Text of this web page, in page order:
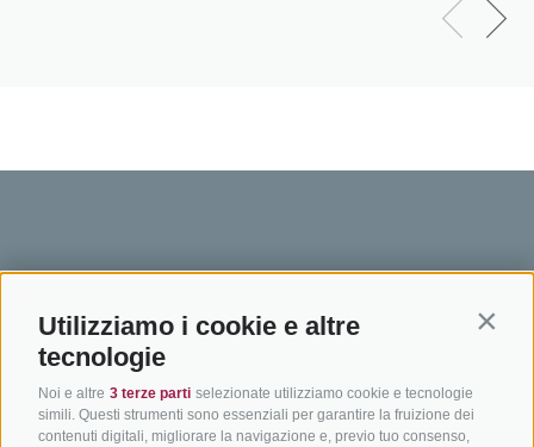
Utilizziamo i cookie e altre
tecnologie
Noi e altre 3 terze parti selezionate utilizziamo cookie e tecnologie
simili. Questi strumenti sono essenziali per garantire la fruizione dei
contenuti digitali, migliorare la navigazione e, previo tuo consenso,
SÜDTIROL
Hotel & pacchetti
Pacchetti vacanze
Buoni vacanza
ADIGE
Adige
In bici da corsa in Alto
Come
Meteo